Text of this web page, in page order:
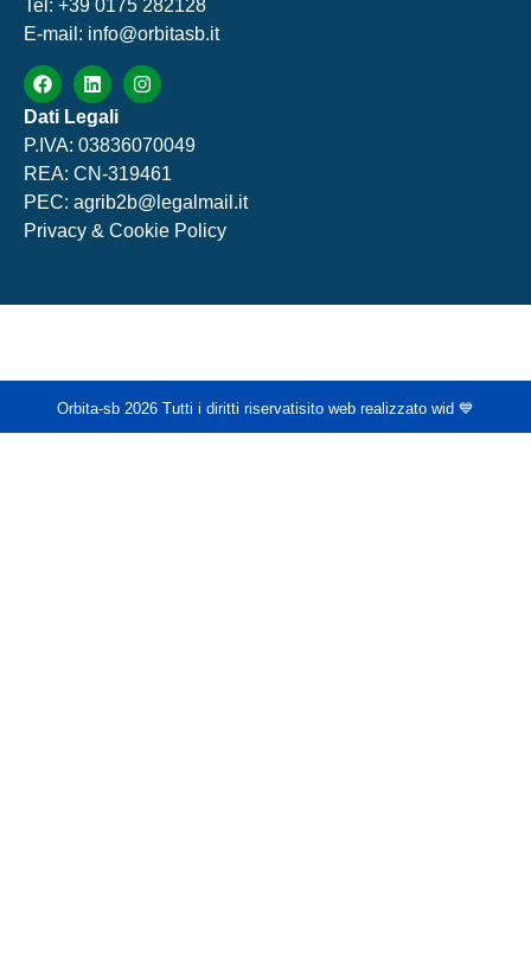
Tel: +39 0175 282128
E-mail: info@orbitasb.it
Dati Legali
P.IVA: 03836070049
REA: CN-319461
PEC: agrib2b@legalmail.it
Privacy & Cookie Policy
Orbita-sb 2026 Tutti i diritti riservatisito web realizzato wid 💙